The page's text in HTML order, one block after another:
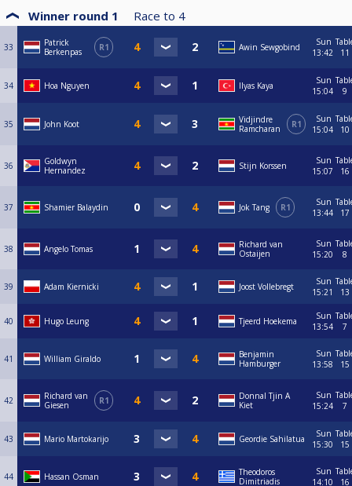
Winner round 1 Race to 4
33
Patrick
Berkenpas
R1 Awin Sewgobind
Sun
13:42
11
34 Hoa Nguyen Ilyas Kaya
Sun
15:04
9
35 John Koot
Vidjindre
Ramcharan
R1
Sun
15:04
10
36
Goldwyn
Hernandez
Stijn Korssen
Sun
15:07
16
37 Shamier Balaydin Jok Tang R1
Sun
13:44
17
38 Angelo Tomas
Richard van
Ostaijen
Sun
15:20
8
39 Adam Kiernicki Joost Vollebregt
Sun
15:21
13
40 Hugo Leung Tjeerd Hoekema
Sun
13:54
7
41 William Giraldo
Benjamin
Hamburger
Sun
13:58
15
42
Richard van
Giesen
R1
Donnal Tjin A
Kiet
Sun
15:24
7
43 Mario Martokarijo Geordie Sahilatua
Sun
15:30
15
44 Hassan Osman
Theodoros
Dimitriadis
Sun
14:10
16